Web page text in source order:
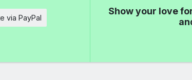
via PayPal
Show your love